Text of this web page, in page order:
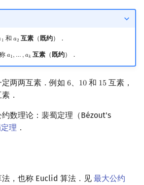
1
1 和 𝑎2
a2 互素 （ 既约）．
𝑎1, … ,𝑎𝑘
a1, …,a k 互素 （ 既约）．
两两互素．例如 6
6 10
10 和 15
15 互素，
．
数理论：裴蜀定理（Bézout's
理 ．
，也称 Euclid 算法．见 最大公约